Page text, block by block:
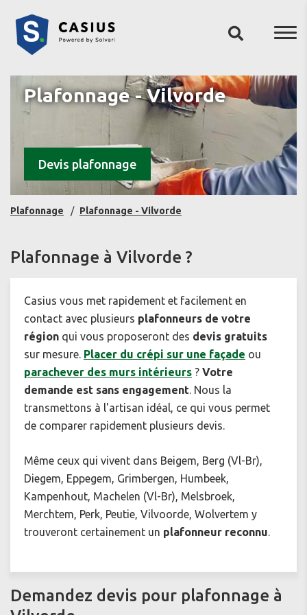
Plafonnage - Vilvorde
Devis plafonnage
Plafonnage Plafonnage - Vilvorde
Plafonnage à Vilvorde ?
Casius vous met rapidement et facilement en
contact avec plusieurs plafonneurs de votre
région qui vous proposeront des devis gratuits
sur mesure. Placer du crépi sur une façade ou
parachever des murs intérieurs ? Votre
demande est sans engagement. Nous la
transmettons à l'artisan idéal, ce qui vous permet
de comparer rapidement plusieurs devis.
Même ceux qui vivent dans Beigem, Berg (Vl-Br),
Diegem, Eppegem, Grimbergen, Humbeek,
Kampenhout, Machelen (Vl-Br), Melsbroek,
Merchtem, Perk, Peutie, Vilvoorde, Wolvertem y
trouveront certainement un plafonneur reconnu.
Demandez devis pour plafonnage à